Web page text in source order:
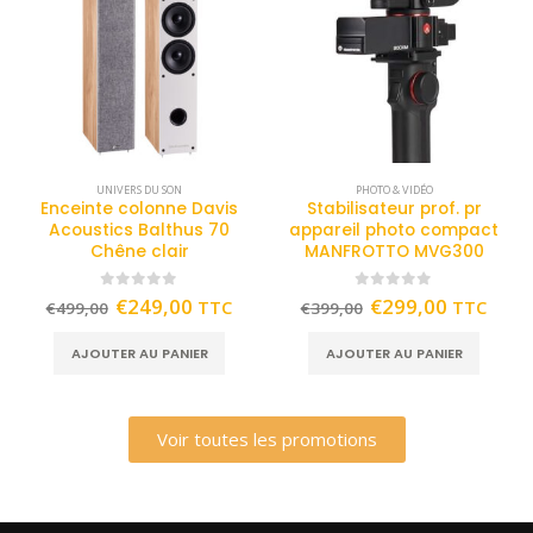
UNIVERS DU SON
Enceinte colonne Davis
Acoustics Balthus 70
Chêne clair
out of 5
€499,00 €249,00 TTC
AJOUTER AU PANIER
PHOTO & VIDÉO
Stabilisateur prof. pr
appareil photo compact
MANFROTTO MVG300
out of 5
€399,00 €299,00 TTC
AJOUTER AU PANIER
Voir toutes les promotions